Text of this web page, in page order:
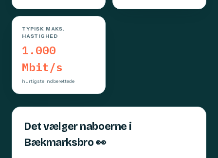
TYPISK MAKS.
HASTIGHED
1.000
Mbit/s
hurtigste indberettede
Det vælger naboerne i
Bækmarksbro👀